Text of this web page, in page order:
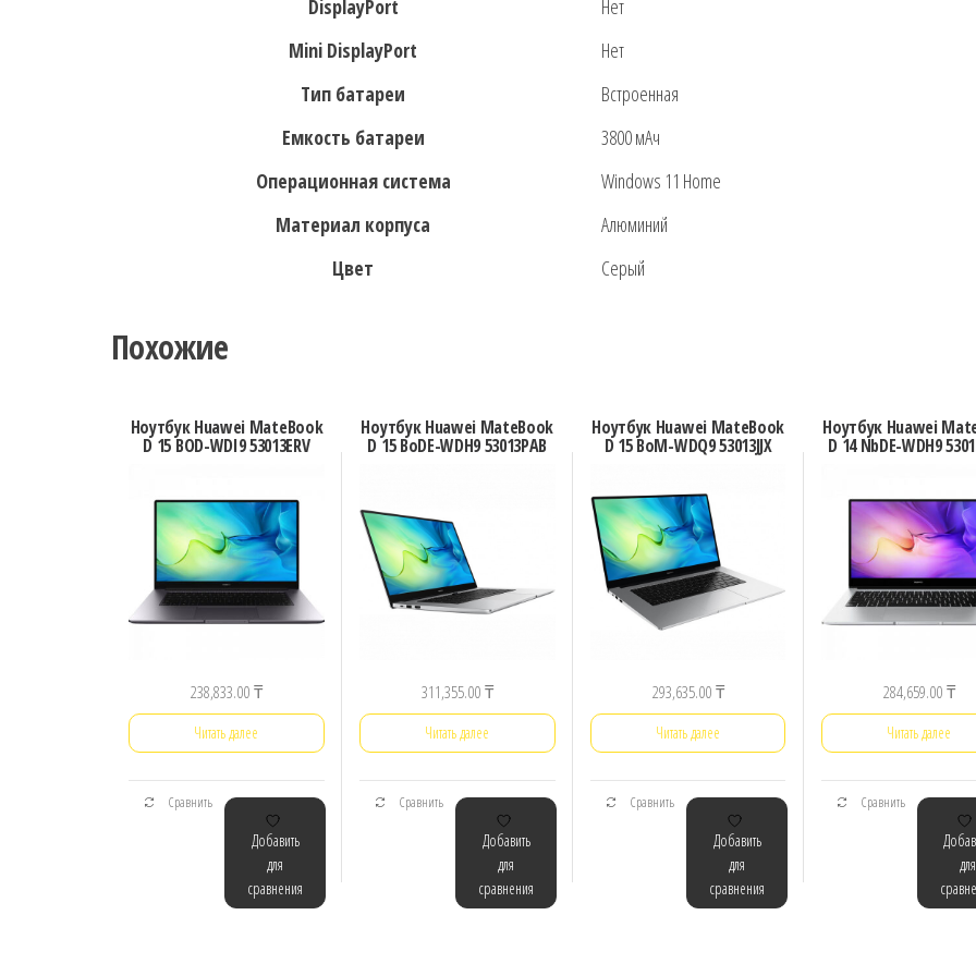
DisplayPort
Нет
Mini DisplayPort
Нет
Тип батареи
Встроенная
Емкость батареи
3800 мАч
Операционная система
Windows 11 Home
Материал корпуса
Алюминий
Цвет
Серый
Похожие
Ноутбук Huawei MateBook
D 15 BOD-WDI9 53013ERV
238,833.00₸
Читать далее
Сравнить
Добавить
для
сравнения
Ноутбук Huawei MateBook
D 15 BoDE-WDH9 53013PAB
311,355.00₸
Читать далее
Сравнить
Добавить
для
сравнения
Ноутбук Huawei MateBook
D 15 BoM-WDQ9 53013JJX
293,635.00₸
Читать далее
Сравнить
Добавить
для
сравнения
Ноутбук Huawei
D 14 NbDE-WDH9
284,659.00₸
Читать далее
Сравнить
для